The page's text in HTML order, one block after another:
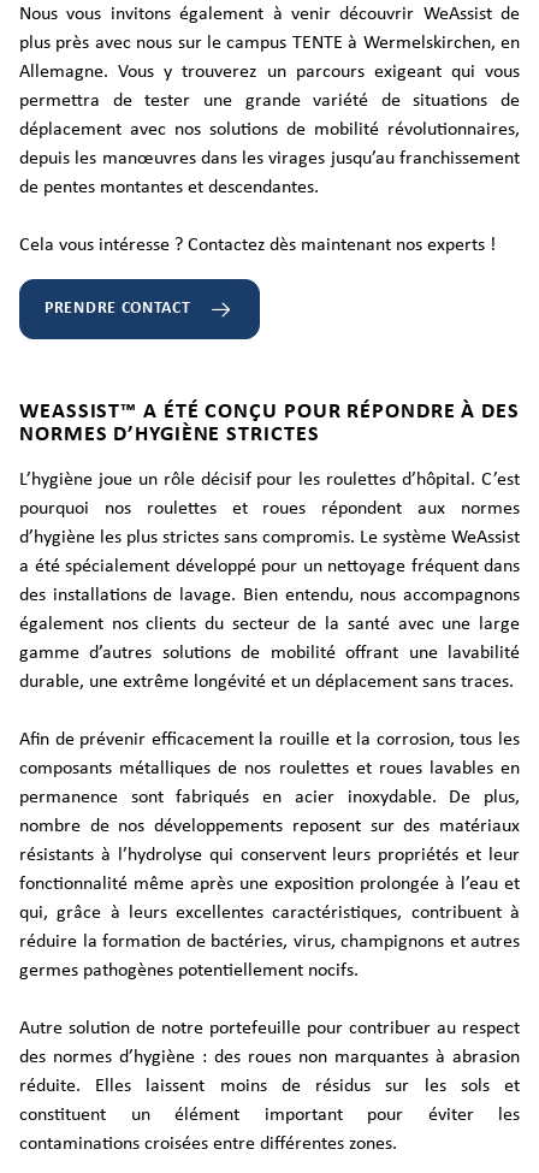
Nous vous invitons également à venir découvrir WeAssist de
plus près avec nous sur le campus TENTE à Wermelskirchen, en
Allemagne. Vous y trouverez un parcours exigeant qui vous
permettra de tester une grande variété de situations de
déplacement avec nos solutions de mobilité révolutionnaires,
depuis les manœuvres dans les virages jusqu’au franchissement
de pentes montantes et descendantes.
Cela vous intéresse ? Contactez dès maintenant nos experts !
PRENDRE CONTACT
WEASSIST™ A ÉTÉ CONÇU POUR RÉPONDRE À DES
NORMES D’HYGIÈNE STRICTES
L’hygiène joue un rôle décisif pour les roulettes d’hôpital. C’est
pourquoi nos roulettes et roues répondent aux normes
d’hygiène les plus strictes sans compromis. Le système WeAssist
a été spécialement développé pour un nettoyage fréquent dans
des installations de lavage. Bien entendu, nous accompagnons
également nos clients du secteur de la santé avec une large
gamme d’autres solutions de mobilité offrant une lavabilité
durable, une extrême longévité et un déplacement sans traces.
Afin de prévenir efficacement la rouille et la corrosion, tous les
composants métalliques de nos roulettes et roues lavables en
permanence sont fabriqués en acier inoxydable. De plus,
nombre de nos développements reposent sur des matériaux
résistants à l’hydrolyse qui conservent leurs propriétés et leur
fonctionnalité même après une exposition prolongée à l’eau et
qui, grâce à leurs excellentes caractéristiques, contribuent à
réduire la formation de bactéries, virus, champignons et autres
germes pathogènes potentiellement nocifs.
Autre solution de notre portefeuille pour contribuer au respect
des normes d’hygiène : des roues non marquantes à abrasion
réduite. Elles laissent moins de résidus sur les sols et
constituent un élément important pour éviter les
contaminations croisées entre différentes zones.